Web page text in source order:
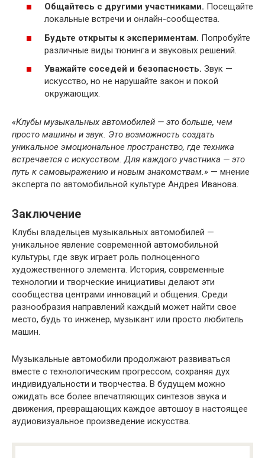
Общайтесь с другими участниками. Посещайте
локальные встречи и онлайн-сообщества.
Будьте открыты к экспериментам. Попробуйте
различные виды тюнинга и звуковых решений.
Уважайте соседей и безопасность. Звук —
искусство, но не нарушайте закон и покой
окружающих.
«Клубы музыкальных автомобилей — это больше, чем
просто машины и звук. Это возможность создать
уникальное эмоциональное пространство, где техника
встречается с искусством. Для каждого участника — это
путь к самовыражению и новым знакомствам.» — мнение
эксперта по автомобильной культуре Андрея Иванова.
Заключение
Клубы владельцев музыкальных автомобилей —
уникальное явление современной автомобильной
культуры, где звук играет роль полноценного
художественного элемента. История, современные
технологии и творческие инициативы делают эти
сообщества центрами инноваций и общения. Среди
разнообразия направлений каждый может найти свое
место, будь то инженер, музыкант или просто любитель
машин.
Музыкальные автомобили продолжают развиваться
вместе с технологическим прогрессом, сохраняя дух
индивидуальности и творчества. В будущем можно
ожидать все более впечатляющих синтезов звука и
движения, превращающих каждое автошоу в настоящее
аудиовизуальное произведение искусства.